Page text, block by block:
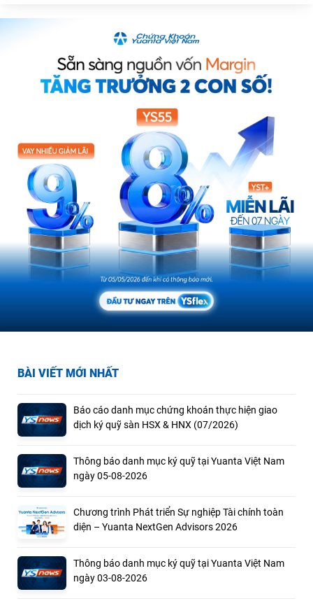
BÀI VIẾT MỚI NHẤT
Báo cáo danh mục chứng khoán thực hiện giao
dịch ký quỹ sàn HSX & HNX (07/2026)
Thông báo danh mục ký quỹ tại Yuanta Việt Nam
ngày 05-08-2026
Chương trình Phát triển Sự nghiệp Tài chính toàn
diện – Yuanta NextGen Advisors 2026
Thông báo danh mục ký quỹ tại Yuanta Việt Nam
ngày 03-08-2026